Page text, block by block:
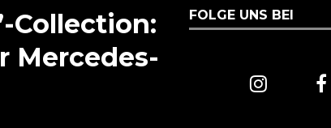
Collection:
Mercedes-
FOLGE UNS BEI